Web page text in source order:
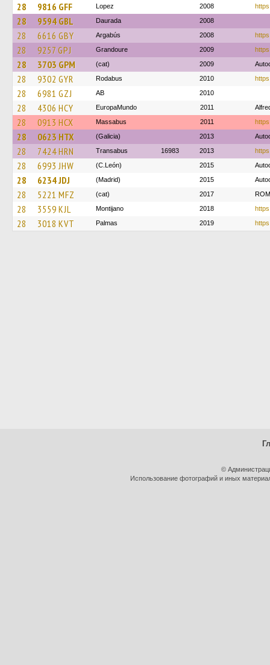
28 9816 GFF Lopez 2008
28 9594 GBL Daurada 2008
28 6616 GBY Argabús 2008
28 9257 GPJ Grandoure 2009
28 3703 GPM (cat) 2009
28 9302 GYR Rodabus 2010
28 6981 GZJ AB 2010
28 4306 HCY EuropaMundo 2011
28 0913 HCX Massabus 2011
28 0623 HTX (Galicia) 2013
28 7424 HRN Transabus 16983 2013
28 6993 JHW (C.León) 2015
28 6234 JDJ (Madrid) 2015
28 5221 MFZ (cat) 2017
28 3559 KJL Montijano 2018
28 3018 KVT Palmas 2019
©
Использование фотографий и иных